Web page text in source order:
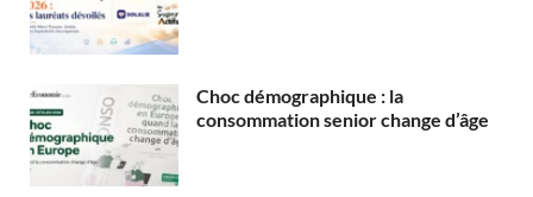
Choc démographique : la
consommation senior change d’âge